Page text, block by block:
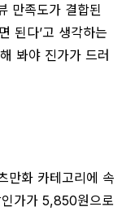
만족도가 결합된
된다’고 생각하는
봐야 진가가 드러
만화 카테고리에 속
가가 5,850원으로